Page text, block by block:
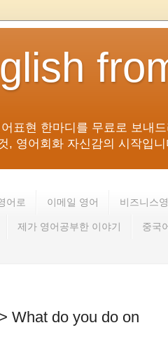
표현 한마디를 무료로 보내
, 영어회화 자신감의 시작입
어로 이메일 영어 비즈니스
제가 영어공부한 이야기 중국
What do you do on